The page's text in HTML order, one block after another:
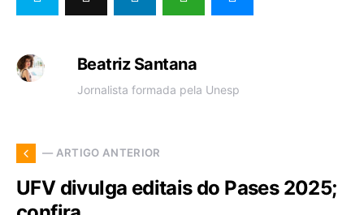
Beatriz Santana
Jornalista formada pela Unesp
— ARTIGO ANTERIOR
UFV divulga editais do Pases 2025;